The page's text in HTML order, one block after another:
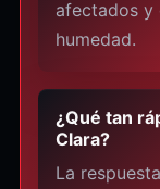
afectados y
humedad.
¿Qué tan
Clara?
La